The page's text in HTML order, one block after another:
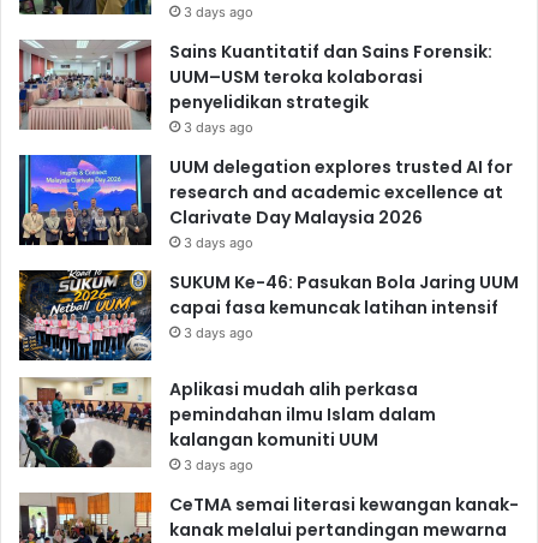
3 days ago
Sains Kuantitatif dan Sains Forensik:
UUM–USM teroka kolaborasi
penyelidikan strategik
3 days ago
UUM delegation explores trusted AI for
research and academic excellence at
Clarivate Day Malaysia 2026
3 days ago
SUKUM Ke-46: Pasukan Bola Jaring UUM
capai fasa kemuncak latihan intensif
3 days ago
Aplikasi mudah alih perkasa
pemindahan ilmu Islam dalam
kalangan komuniti UUM
3 days ago
CeTMA semai literasi kewangan kanak-
kanak melalui pertandingan mewarna